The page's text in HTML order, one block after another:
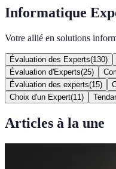
Informatique
Votre allié en solutions
Évaluation des Experts(130)
Évaluation d'Experts(25)
Évaluation des experts(15)
Choix d'un Expert(11 )
Articles à la une